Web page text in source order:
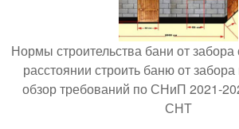
Нормы строительства бани от
расстоянии строить баню от
обзор требований по СНиП 2021-
СНТ